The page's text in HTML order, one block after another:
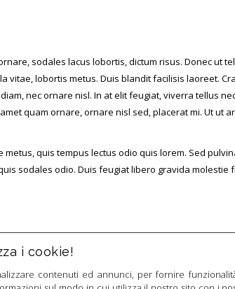
sodales lacus lobortis, dictum risus. Donec ut
lobortis metus. Duis blandit facilisis laoreet.
nec ornare nisl. In at elit feugiat, viverra tellus
quam ornare, ornare nisl sed, placerat mi. Ut ut
quis tempus lectus odio quis lorem. Sed
sodales odio. Duis feugiat libero gravida molestie
i cookie!
contenuti ed annunci, per fornire